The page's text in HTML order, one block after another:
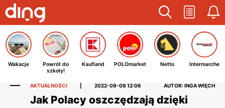
Wakacje
Powrót do
szkoły!
Kaufland POLOmarket Netto Intermarche
AKTUALNOŚCI 2022-09-09 12:06 AUTOR: INGA WIĘCH
Jak Polacy oszczędzają dzięki